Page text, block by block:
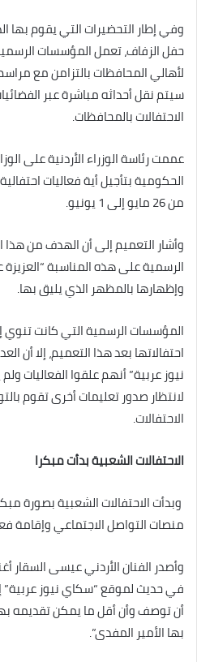
وفي إطار التحضيرات التي يقوم بها
حفل الزفاف، تعمل المؤسسات
لأهالي المحافظات بالتزامن مع
سيتم نقل أحداثه مباشرة عبر
الاحتفالات بالمحافظات.
عممت رئاسة الوزراء الأردنية على
الحكومية بتأجيل أية فعاليات
من 26 مايو إلى 1 يونيو.
وأشار التعميم إلى أن الهدف من هذا
الرسمية على هذه المناسبة
وإظهارها بالمظهر الذي يليق بها.
المؤسسات الرسمية التي كانت تنوي
احتفالاتها بعد هذا التعميم، إلا أن
نيوز عربية” أنهم علقوا الفعاليات
لانتظار صدور تعليمات أخرى تقوم
الاحتفالات.
الاحتفالات الشعبية بدأت مبكرا
وبدأت الاحتفالات الشعبية بصورة
منصات التواصل الاجتماعي وإقامة
وأصدر الفنان الأردني عيسى السقار
في حديث لموقع “سكاي نيوز عربية”
أن توصف وأن أقل ما يمكن تقديمه
بها الأمير المفدى”.